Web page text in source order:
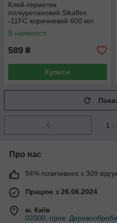
Клей-герметик
поліуретановий Sikaflex
-11FC коричневий 600 мл
В наявності
589 ₴
Купити
1 /
Про нас
94% позитивних з 309
Працює з 26.06.2024
м. Київ
02000, пров.